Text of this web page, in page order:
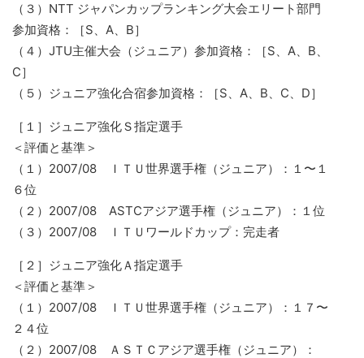
（３）NTT ジャパンカップランキング大会エリート部門
参加資格：［S、A、B］
（４）JTU主催大会（ジュニア）参加資格：［S、A、B、
C］
（５）ジュニア強化合宿参加資格：［S、A、B、C、D］
［１］ジュニア強化Ｓ指定選手
＜評価と基準＞
（１）2007/08 ＩＴＵ世界選手権（ジュニア）：１〜１
６位
（２）2007/08 ASTCアジア選手権（ジュニア）：１位
（３）2007/08 ＩＴＵワールドカップ：完走者
［２］ジュニア強化Ａ指定選手
＜評価と基準＞
（１）2007/08 ＩＴＵ世界選手権（ジュニア）：１７〜
２４位
（２）2007/08 ＡＳＴＣアジア選手権（ジュニア）：